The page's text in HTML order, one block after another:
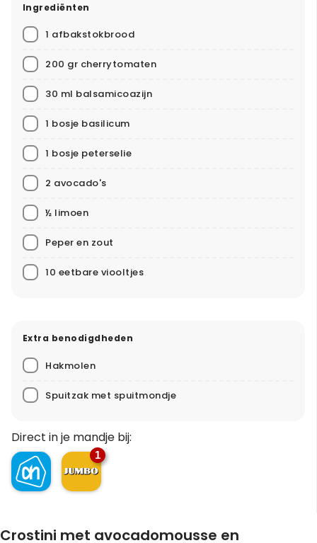
Ingrediënten
1 afbakstokbrood
200 gr cherrytomaten
30 ml balsamicoazijn
1 bosje basilicum
1 bosje peterselie
2 avocado's
½ limoen
Peper en zout
10 eetbare viooltjes
Extra benodigdheden
Hakmolen
Spuitzak met spuitmondje
Direct in je mandje bij:
1
Crostini met avocadomousse en